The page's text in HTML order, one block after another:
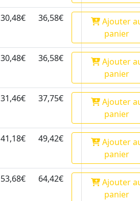
30,48€ 36,58€ Ajouter
panier
30,48€ 36,58€ Ajouter
panier
31,46€ 37,75€ Ajouter
panier
41,18€ 49,42€ Ajouter
panier
53,68€ 64,42€ Ajouter
panier